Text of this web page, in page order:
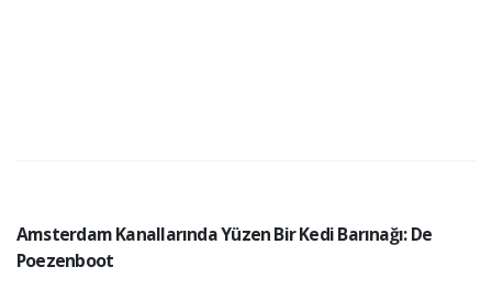
Amsterdam Kanallarında Yüzen Bir Kedi Barınağı: De
Poezenboot